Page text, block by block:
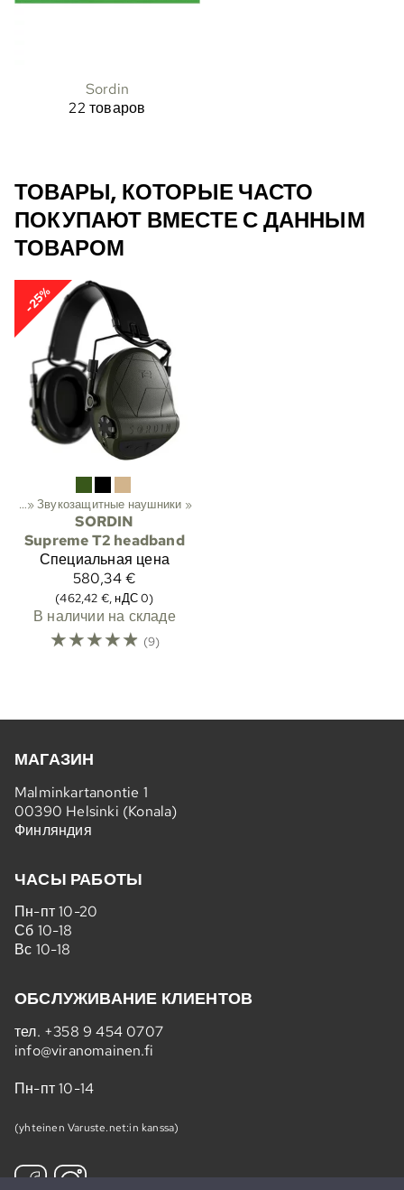
Sordin
22 товаров
ТОВАРЫ, КОТОРЫЕ ЧАСТО
ПОКУПАЮТ ВМЕСТЕ С ДАННЫМ
ТОВАРОМ
-25%
‪»Звукозащитные наушники ‪»
SORDIN
Supreme T2 headband
Специальная цена
580,34 €
(462,42 €, нДС 0)
В наличии на складе
☆☆☆☆☆ (9)
МАГАЗИН
Malminkartanontie 1
00390 Helsinki (Konala)
Финляндия
ЧАСЫ РАБОТЫ
Пн-пт 10-20
Сб 10-18
Вс 10-18
ОБСЛУЖИВАНИЕ КЛИЕНТОВ
тел. +358 9 454 0707
info@viranomainen.fi
Пн-пт 10-14
(yhteinen Varuste.net:in kanssa)